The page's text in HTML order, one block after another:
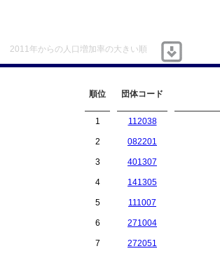
2011年からの人口増加率の大きい順
順位 団体コード
1 112038
2 082201
3 401307
4 141305
5 111007
6 271004
7 272051